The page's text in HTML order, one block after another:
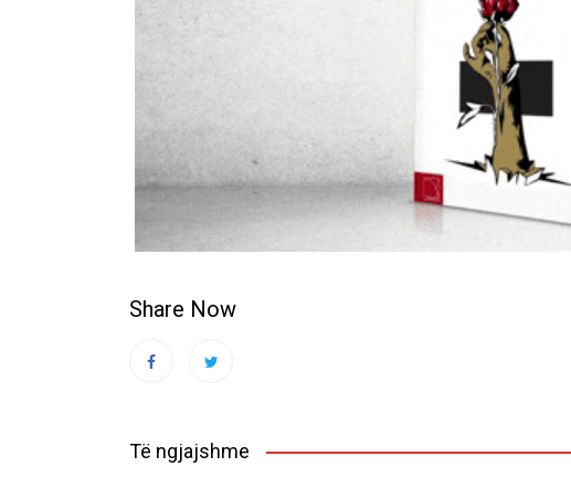
Share Now
Të ngjajshme